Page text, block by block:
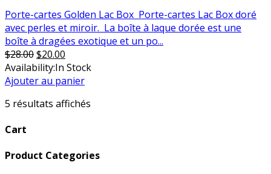
Porte-cartes Golden Lac Box Porte-cartes Lac Box doré
avec perles et miroir. La boîte à laque dorée est une
boîte à dragées exotique et un po...
$28.00Le
prix
initial
$28.00.
$20.00
prix
actuel
$20.00.
Availability:In Stock
Ajouter au panier
5 résultats affichés
Cart
Product Categories